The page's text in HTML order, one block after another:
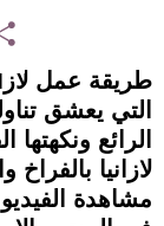
طريقة عمل
التي يعشق
الرائع
لازانيا
مشاهدة